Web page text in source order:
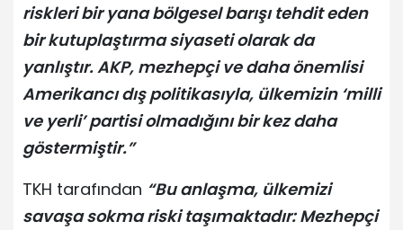
riskleri bir yana bölgesel barışı tehdit eden
bir kutuplaştırma siyaseti olarak da
yanlıştır. AKP, mezhepçi ve daha önemlisi
Amerikancı dış politikasıyla, ülkemizin ‘milli
ve yerli’ partisi olmadığını bir kez daha
göstermiştir.”
TKH tarafından “Bu anlaşma, ülkemizi
savaşa sokma riski taşımaktadır: Mezhepçi